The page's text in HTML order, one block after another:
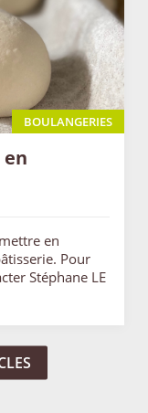
BOULANGERIES
en
Pour
Stéphane LE